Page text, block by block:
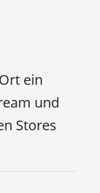
ein
und
Stores